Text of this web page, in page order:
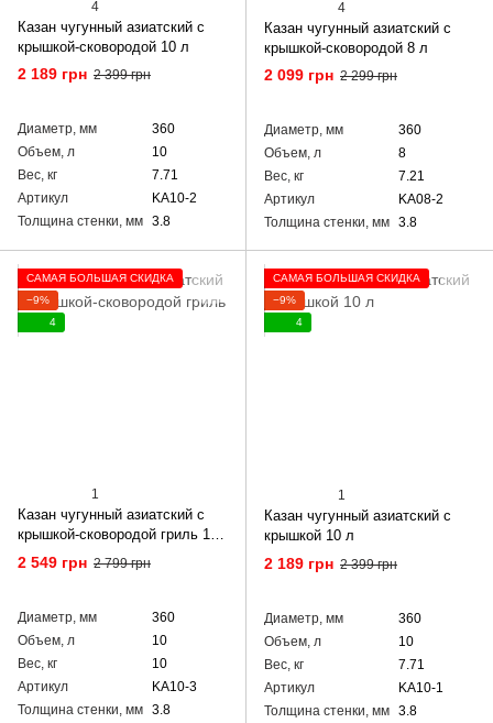
4
Казан чугунный азиатский с
крышкой-сковородой 10 л
2 189 грн 2 399 грн
Диаметр, мм
360
Объем, л
10
Вес, кг
7.71
Артикул
KA10-2
Толщина стенки, мм 3.8
4
Казан чугунный азиатский с
крышкой-сковородой 8 л
2 099 грн 2 299 грн
Диаметр, мм
360
Объем, л
8
Вес, кг
7.21
Артикул
KA08-2
Толщина стенки, мм 3.8
САМАЯ БОЛЬШАЯ СКИДКА
−9%
4
1
Казан чугунный азиатский с
крышкой-сковородой гриль 10
л
2 549 грн 2 799 грн
Диаметр, мм
360
Объем, л
10
Вес, кг
10
Артикул
KA10-3
Толщина стенки, мм 3.8
САМАЯ БОЛЬШАЯ СКИДКА
−9%
4
1
Казан чугунный азиатский с
крышкой 10 л
2 189 грн 2 399 грн
Диаметр, мм
360
Объем, л
10
Вес, кг
7.71
Артикул
KA10-1
Толщина стенки, мм 3.8